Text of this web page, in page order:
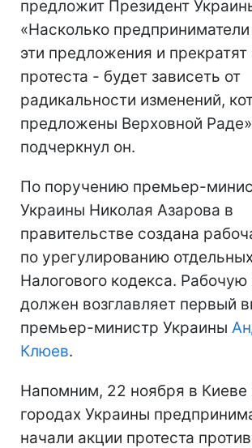
предложит Президент
«Насколько
эти предложения и прекратят
протеста - будет зависеть от
радикальности изменений,
предложены Верховной
подчеркнул он.
По поручению премьер-
Украины Николая Азарова в
правительстве создана
по урегулированию
Налогового кодекса. Рабочую
должен возглавляет первый
премьер-министр Украины
Клюев.
Напомним, 22 ноября в Киеве
городах Украины
начали акции протеста